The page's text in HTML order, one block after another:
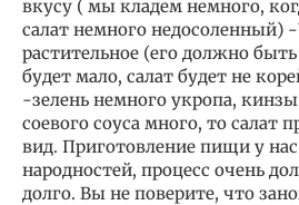
вкусу ( мы кладем немного,
салат немного недосоленный)
растительное (его должно
будет мало, салат будет не
-зелень немного укропа,
соевого соуса много, то салат
вид. Приготовление пищи у
народностей, процесс очень
долго. Вы не поверите, что